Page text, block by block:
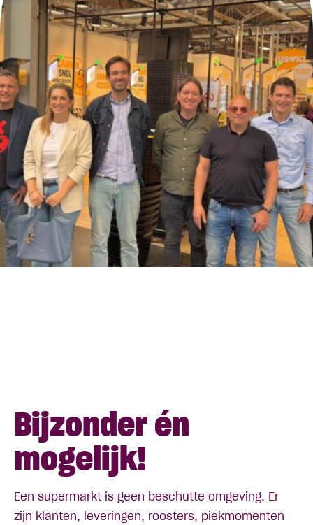
Bijzonder én
mogelijk!
Een supermarkt is geen beschutte omgeving. Er
zijn klanten, leveringen, roosters, piekmomenten